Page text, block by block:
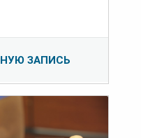
ЗАПИСЬ